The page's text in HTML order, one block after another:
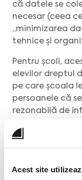
Acest site
că datele se
necesar (ceea
„minimizarea
tehnice și
Pentru școli,
elevilor dreptul
pe care școala
persoanele că
rezonabilă de
sau de a
incomplete.
Ce veți